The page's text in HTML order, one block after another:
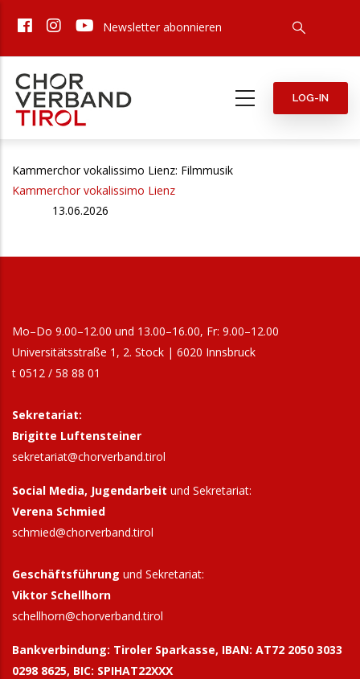
zum
Newsletter abonnieren
LOG-IN
Kammerchor vokalissimo Lienz: Filmmusik
Kammerchor vokalissimo Lienz
13.06.2026
Mo–Do 9.00–12.00 und 13.00–16.00, Fr: 9.00–12.00
Universitätsstraße 1, 2. Stock | 6020 Innsbruck
t 0512 / 58 88 01
Sekretariat:
Brigitte Luftensteiner
sekretariat@chorverband.tirol
Social Media, Jugendarbeit und Sekretariat:
Verena Schmied
schmied@chorverband.tirol
Geschäftsführung und Sekretariat:
Viktor Schellhorn
schellhorn@chorverband.tirol
Bankverbindung: Tiroler Sparkasse, IBAN: AT72 2050 3033
0298 8625, BIC: SPIHAT22XXX